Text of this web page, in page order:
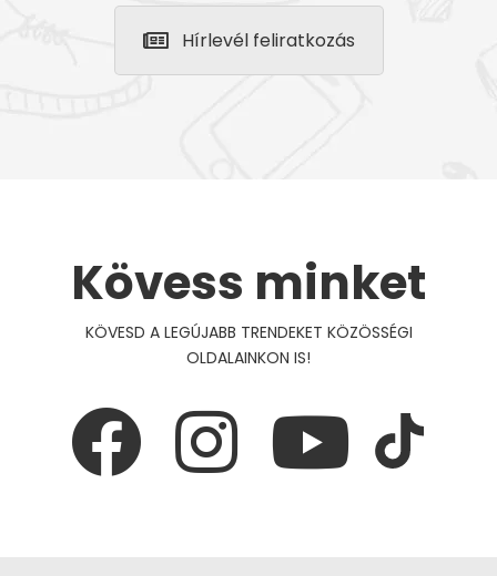
Hírlevél feliratkozás
Kövess minket
KÖVESD A LEGÚJABB TRENDEKET KÖZÖSSÉGI
OLDALAINKON IS!